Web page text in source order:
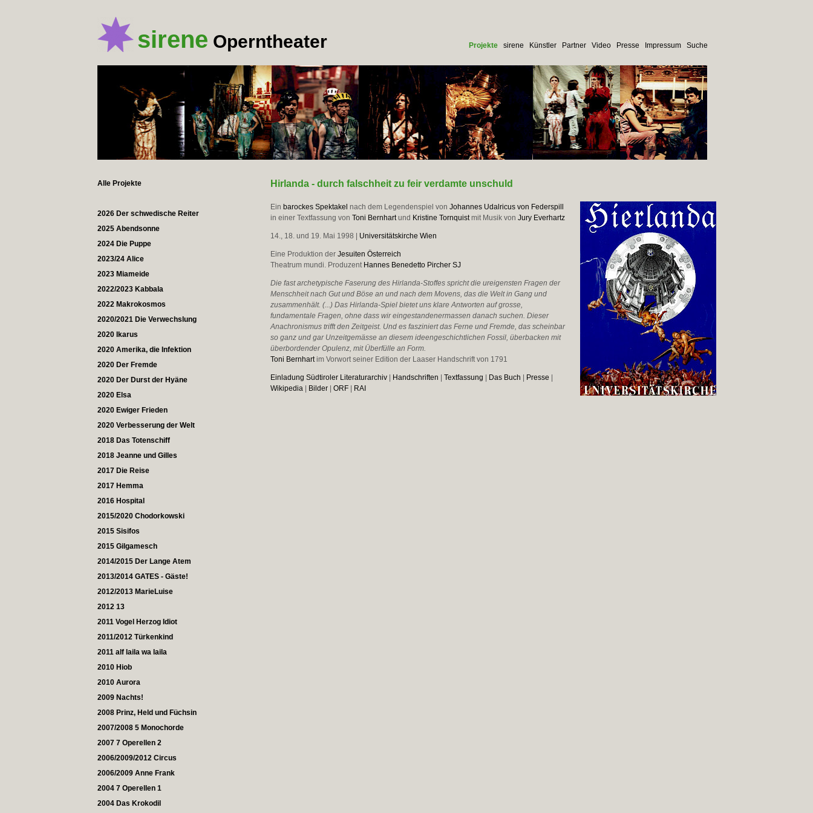
sirene Operntheater Projekte sirene Künstler Partner Video Presse Impressum Suche
Alle Projekte
2026 Der schwedische Reiter
2025 Abendsonne
2024 Die Puppe
2023/24 Alice
2023 Miameide
2022/2023 Kabbala
2022 Makrokosmos
2020/2021 Die Verwechslung
2020 Ikarus
2020 Amerika, die Infektion
2020 Der Fremde
2020 Der Durst der Hyäne
2020 Elsa
2020 Ewiger Frieden
2020 Verbesserung der Welt
2018 Das Totenschiff
2018 Jeanne und Gilles
2017 Die Reise
2017 Hemma
2016 Hospital
2015/2020 Chodorkowski
2015 Sisifos
2015 Gilgamesch
2014/2015 Der Lange Atem
2013/2014 GATES - Gäste!
2012/2013 MarieLuise
2012 13
2011 Vogel Herzog Idiot
2011/2012 Türkenkind
2011 alf laila wa laila
2010 Hiob
2010 Aurora
2009 Nachts!
2008 Prinz, Held und Füchsin
2007/2008 5 Monochorde
2007 7 Operellen 2
2006/2009/2012 Circus
2006/2009 Anne Frank
2004 7 Operellen 1
2004 Das Krokodil
Hirlanda - durch falschheit zu feir verdamte unschuld
Ein barockes Spektakel nach dem Legendenspiel von Johannes Udalricus von Federspill
in einer Textfassung von Toni Bernhartund Kristine Tornquistmit Musik von Jury Everhartz
14., 18. und 19. Mai 1998 | Universitätskirche Wien
Eine Produktion der Jesuiten Österreich
Theatrum mundi. Produzent Hannes Benedetto Pircher SJ
Die fast archetypische Faserung des Hirlanda-Stoffes spricht die ureigensten Fragen der
Menschheit nach Gut und Böse an und nach dem Movens, das die Welt in Gang und
zusammenhält. (...) Das Hirlanda-Spiel bietet uns klare Antworten auf grosse,
fundamentale Fragen, ohne dass wir eingestandenermassen danach suchen. Dieser
Anachronismus trifft den Zeitgeist. Und es fasziniert das Ferne und Fremde, das scheinbar
so ganz und gar Unzeitgemässe an diesem ideengeschichtlichen Fossil, überbacken mit
überbordender Opulenz, mit Überfülle an Form.
Toni Bernhartim Vorwort seiner Edition der Laaser Handschrift von 1791
Einladung Südtiroler Literaturarchiv| Handschriften Textfassung Das Buch Presse
Wikipedia| Bilder| ORF| RAI